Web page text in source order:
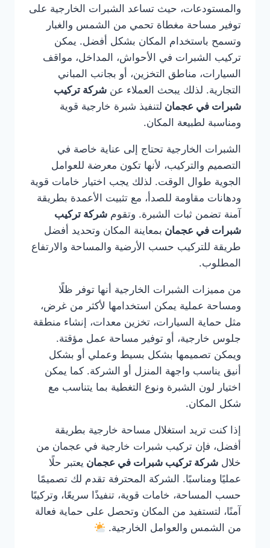
والمستودعات، حيث تساعد الشبرات الخارجية على
توفير مساحة مغطاة تحمي من الشمس والغبار
وتسمح باستخدام المكان بشكل أفضل. يمكن
تركيب الشبرات في الأحواش، المداخل، مواقف
السيارات، مناطق التخزين، أو بجانب المباني
التجارية. لذلك يبحث العملاء عن شركة تركيب
شبرات في عجمان لتنفيذ شبرة خارجية قوية
ومناسبة لطبيعة المكان.
الشبرات الخارجية تحتاج إلى عناية خاصة في
التصميم والتركيب، لأنها تكون معرضة للعوامل
الجوية طوال الوقت. لذلك يجب اختيار خامات قوية
ودهانات مقاومة للصدأ، مع تثبيت الأعمدة بطريقة
آمنة تضمن ثبات الشبرة. وتقوم شركة تركيب
شبرات في عجمان بمعاينة المكان وتحديد أفضل
طريقة للتركيب حسب الأرضية والمساحة والارتفاع
المطلوب.
من مميزات الشبرات الخارجية أنها توفر ظلًا
ومساحة عملية يمكن استخدامها لأكثر من غرض،
مثل حماية السيارات، تخزين معدات، إنشاء منطقة
جلوس خارجية، أو توفير مساحة عمل مؤقتة.
ويمكن تصميمها بشكل بسيط وعملي أو بشكل
أنيق يناسب واجهة المنزل أو الشركة. كما يمكن
اختيار لون الشبرة ونوع التغطية بما يتناسب مع
شكل المكان.
إذا كنت تريد استغلال مساحة خارجية بطريقة
أفضل، فإن تركيب شبرات خارجية في عجمان من
خلال شركة تركيب شبرات في عجمان يعتبر حلًا
عمليًا ومناسبًا. الشركة المحترفة تقدم لك تصميمًا
حسب المساحة، خامات قوية، تنفيذًا سريعًا، وتركيبًا
آمنًا، لتستفيد من المكان وتحصل على حماية فعالة
من الشمس والعوامل الخارجية.